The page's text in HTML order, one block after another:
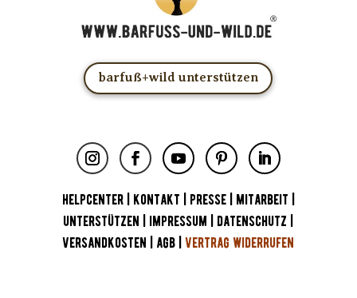
barfuß+wild unterstützen
HELPCENTER| KONTAKT PRESSE| MITARBEIT
UNTERSTÜTZEN
IMPRESSUM DATENSCHUTZ
VERSANDKOSTEN
AGB |VERTRAG WIDERRUFEN